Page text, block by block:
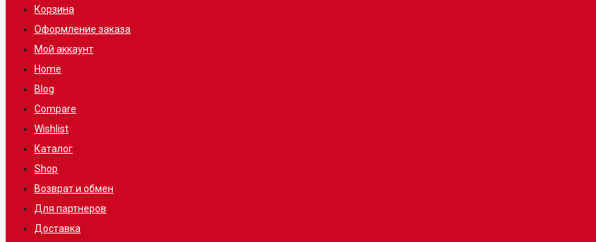
Корзина
Оформление заказа
Мой аккаунт
Home
Blog
Compare
Wishlist
Каталог
Shop
Возврат и обмен
Для партнеров
Доставка